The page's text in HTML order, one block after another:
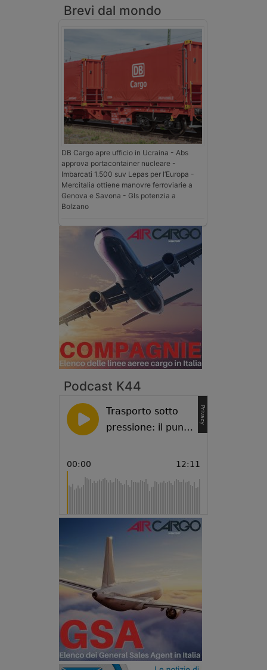
Brevi dal mondo
DB Cargo apre ufficio in Ucraina - Abs
approva portacontainer nucleare -
Imbarcati 1.500 suv Lepas per l’Europa -
Mercitalia ottiene manovre ferroviarie a
Genova e Savona - Gls potenzia a
Bolzano
Podcast K44